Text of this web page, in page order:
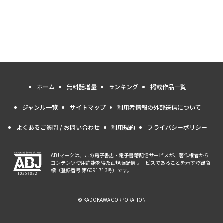
ホーム 無料話増量 ランキング 掲載作品一覧
ジャンル一覧 サイトマップ 利用者情報の外部送信について
よくあるご質問 / お問い合わせ 利用規約 プライバシーポリシー
ABJマークは、この電子書店・電子書籍配信サービスが、著作権者から
コンテンツ使用許諾を得た正規版配信サービスであることを示す登録商
標（登録番号 第6091713号）です。
© KADOKAWA CORPORATION